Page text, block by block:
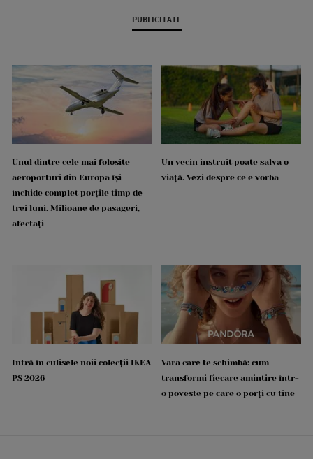
PUBLICITATE
Unul dintre cele mai folosite
aeroporturi din Europa își
închide complet porțile timp de
trei luni. Milioane de pasageri,
afectați
Un vecin instruit poate salva o
viață. Vezi despre ce e vorba
Intră în culisele noii colecții IKEA
PS 2026
Vara care te schimbă: cum
transformi fiecare amintire într-
o poveste pe care o porți cu tine